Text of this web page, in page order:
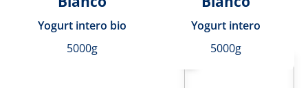
Yogurt intero bio
5000g
Yogurt intero
5000g